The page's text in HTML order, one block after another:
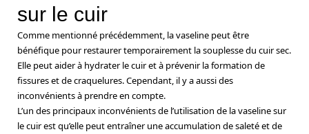
sur le cuir
Comme mentionné précédemment, la vaseline peut être
bénéfique pour restaurer temporairement la souplesse du cuir sec.
Elle peut aider à hydrater le cuir et à prévenir la formation de
fissures et de craquelures. Cependant, il y a aussi des
inconvénients à prendre en compte.
L’un des principaux inconvénients de l’utilisation de la vaseline sur
le cuir est qu’elle peut entraîner une accumulation de saleté et de